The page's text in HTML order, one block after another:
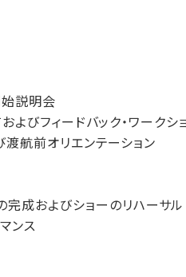
説明会
フィードバック・ワークシ
前オリエンテーション
成およびショーのリハーサル
ンス